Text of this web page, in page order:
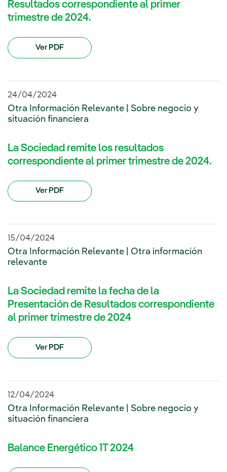
Resultados correspondiente al primer
trimestre de 2024.
Ver PDF
24/04/2024
Otra Información Relevante | Sobre negocio y
situación financiera
La Sociedad remite los resultados
correspondiente al primer trimestre de 2024.
Ver PDF
15/04/2024
Otra Información Relevante | Otra información
relevante
La Sociedad remite la fecha de la
Presentación de Resultados correspondiente
al primer trimestre de 2024
Ver PDF
12/04/2024
Otra Información Relevante | Sobre negocio y
situación financiera
Balance Energético 1T 2024